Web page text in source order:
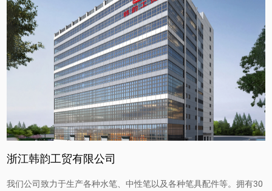
即使是长时间使用，也不会感到手部疲劳，提高了
写作效率。
5. 清晰显示墨水量：笔身半透明的设计，让用户可
以一目了然地看到笔内的墨水颜色和剩余量。不用
担心突然断墨，可以及时更换墨水，以免耽误写
总结：
学习办公0.5mm按动式圆珠笔具有彩色半透明设
计、轻便便携、书写顺滑、柔软材质笔握等特点。
浙江韩韵工贸有限公司
我们公司致力于生产各种水笔、中性笔以及各种笔具配件等。拥有30